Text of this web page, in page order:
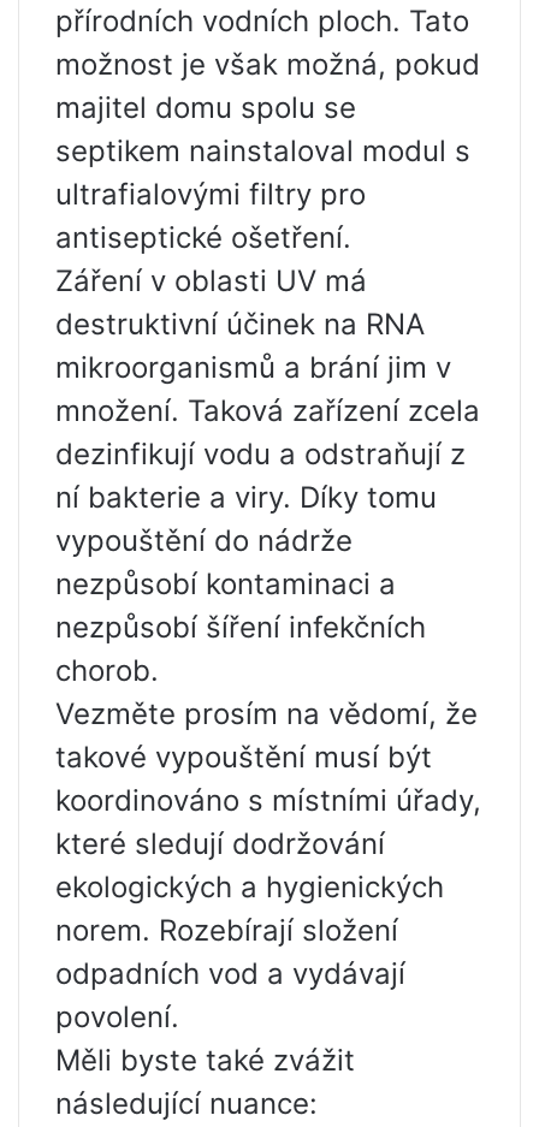
přírodních vodních ploch. Tato
možnost je však možná, pokud
majitel domu spolu se
septikem nainstaloval modul s
ultrafialovými filtry pro
antiseptické ošetření.
Záření v oblasti UV má
destruktivní účinek na RNA
mikroorganismů a brání jim v
množení. Taková zařízení zcela
dezinfikují vodu a odstraňují z
ní bakterie a viry. Díky tomu
vypouštění do nádrže
nezpůsobí kontaminaci a
nezpůsobí šíření infekčních
chorob.
Vezměte prosím na vědomí, že
takové vypouštění musí být
koordinováno s místními úřady,
které sledují dodržování
ekologických a hygienických
norem. Rozebírají složení
odpadních vod a vydávají
povolení.
Měli byste také zvážit
následující nuance: